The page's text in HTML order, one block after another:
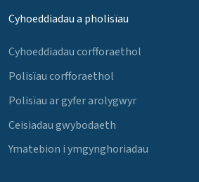
Cyhoeddiadau a pholisïau
Cyhoeddiadau corfforaethol
Polisïau corfforaethol
Polisïau ar gyfer arolygwyr
Ceisiadau gwybodaeth
Ymatebion i ymgynghoriadau